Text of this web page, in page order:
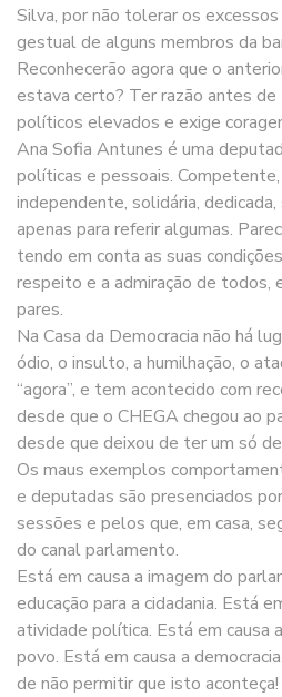
Silva, por não tolerar os
gestual de alguns membros da
Reconhecerão agora que o
estava certo? Ter razão antes
políticos elevados e exige
Ana Sofia Antunes é uma
políticas e pessoais.
independente, solidária,
apenas para referir algumas.
tendo em conta as suas
respeito e a admiração de todos,
pares.
Na Casa da Democracia não há
ódio, o insulto, a humilhação, o
“agora”, e tem acontecido com
desde que o CHEGA chegou ao
desde que deixou de ter um só
Os maus exemplos
e deputadas são presenciados
sessões e pelos que, em casa,
do canal parlamento.
Está em causa a imagem do
educação para a cidadania. Está
atividade política. Está em causa
povo. Está em causa a
de não permitir que isto aconteça!